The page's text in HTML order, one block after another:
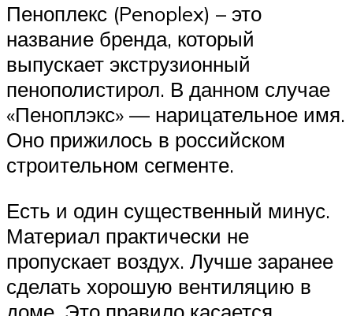
Пеноплекс (Penoplex) – это
название бренда, который
выпускает экструзионный
пенополистирол. В данном случае
«Пеноплэкс» — нарицательное имя.
Оно прижилось в российском
строительном сегменте.
Есть и один существенный минус.
Материал практически не
пропускает воздух. Лучше заранее
сделать хорошую вентиляцию в